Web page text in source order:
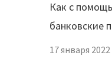
Как с
банковские
17 января 2022